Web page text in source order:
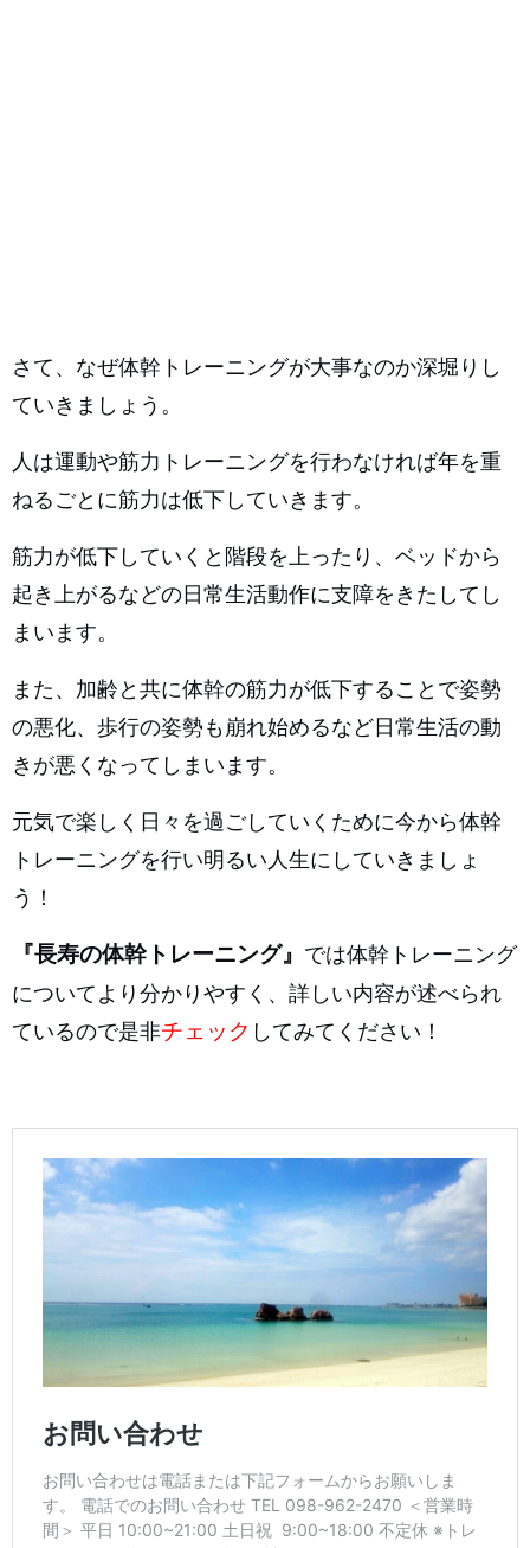
さて、なぜ体幹トレーニングが大事なのか深堀りし
ていきましょう。
人は運動や筋力トレーニングを行わなければ年を重
ねるごとに筋力は低下していきます。
筋力が低下していくと階段を上ったり、ベッドから
起き上がるなどの日常生活動作に支障をきたしてし
まいます。
また、加齢と共に体幹の筋力が低下することで姿勢
の悪化、歩行の姿勢も崩れ始めるなど日常生活の動
きが悪くなってしまいます。
元気で楽しく日々を過ごしていくために今から体幹
トレーニングを行い明るい人生にしていきましょ
う！
『長寿の体幹トレーニング』 では体幹トレーニング
についてより分かりやすく、詳しい内容が述べられ
ているので是非チェック してみてください！